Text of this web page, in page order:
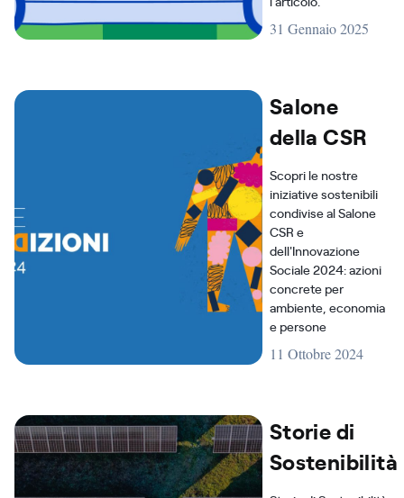
31 Gennaio 2025
Salone
della CSR
Scopri le nostre
iniziative sostenibili
condivise al Salone
CSR e
dell'Innovazione
Sociale 2024: azioni
concrete per
ambiente, economia
e persone
11 Ottobre 2024
Storie di
Sostenibilità